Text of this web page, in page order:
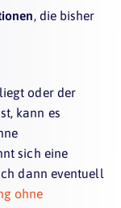
, die bisher
oder der
kann es
sich eine
dann eventuell
ohne